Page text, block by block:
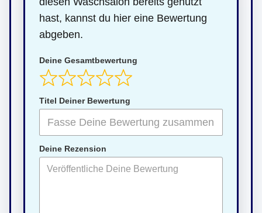
hast, kannst du hier eine Bewertung
abgeben.
Deine Gesamtbewertung
Titel Deiner Bewertung
Deine Rezension